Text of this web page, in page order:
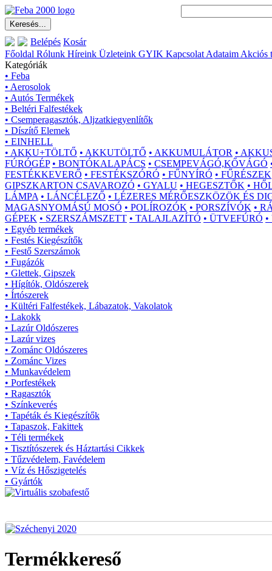
Belépés Kosár
Főoldal Rólunk Híreink Üzleteink GYIK Kapcsolat Adataim Akciós
Kategóriák
• Feba
• Aerosolok
• Autós Termékek
• Beltéri Falfestékek
• Csemperagasztók, Aljzatkiegyenlítők
• Díszítő Elemek
• EINHELL
• AKKU+TÖLTŐ • AKKUTÖLTŐ • AKKUMULÁTOR •
FÚRÓGÉP • BONTÓKALAPÁCS • CSEMPEVÁGÓ,KŐVÁGÓ
FESTÉKKEVERŐ • FESTÉKSZÓRÓ • FŰNYÍRÓ • FŰRÉSZEK
GIPSZKARTON CSAVAROZÓ • GYALU • HEGESZTŐK •
LÁMPA • LÁNCÉLEZŐ • LÉZERES MÉRŐESZKÖZÖK ÉS
MAGASNYOMÁSÚ MOSÓ • POLÍROZÓK • PORSZÍVÓK •
GÉPEK • SZERSZÁMSZETT • TALAJLAZÍTÓ • ÜTVEFÚRÓ
• Egyéb termékek
• Festés Kiegészítők
• Festő Szerszámok
• Fugázók
• Glettek, Gipszek
• Hígítók, Oldószerek
• Írtószerek
• Kültéri Falfestékek, Lábazatok, Vakolatok
• Lakokk
• Lazúr Oldószeres
• Lazúr vizes
• Zománc Oldószeres
• Zománc Vizes
• Munkavédelem
• Porfestékek
• Ragasztók
• Színkeverés
• Tapéták és Kiegészítők
• Tapaszok, Fakittek
• Téli termékek
• Tisztítószerek és Háztartási Cikkek
• Tűzvédelem, Favédelem
• Víz és Hőszigetelés
• Gyártók
Termékkereső